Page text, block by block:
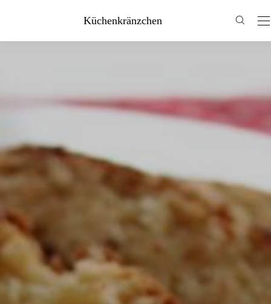
Küchenkränzchen